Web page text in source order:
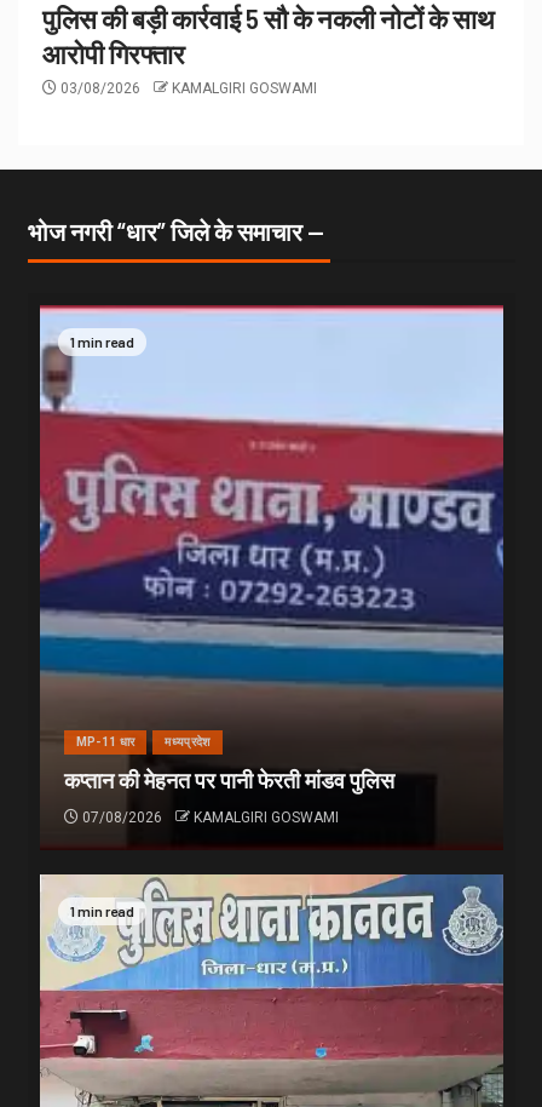
पुलिस की बड़ी कार्रवाई 5 सौ के नकली नोटों के साथ
आरोपी गिरफ्तार
03/08/2026 KAMALGIRI GOSWAMI
भोज नगरी “धार” जिले के समाचार —
1 min read
MP-11 धार मध्यप्रदेश
कप्तान की मेहनत पर पानी फेरती मांडव पुलिस
07/08/2026 KAMALGIRI GOSWAMI
1 min read